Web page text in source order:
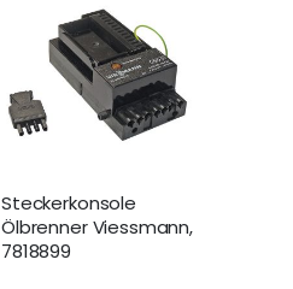
Steckerkonsole
Ölbrenner Viessmann,
7818899